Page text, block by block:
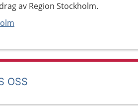
av Region Stockholm.
OSS